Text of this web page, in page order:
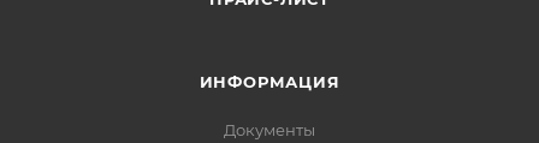
ИНФОРМАЦИЯ
Документы